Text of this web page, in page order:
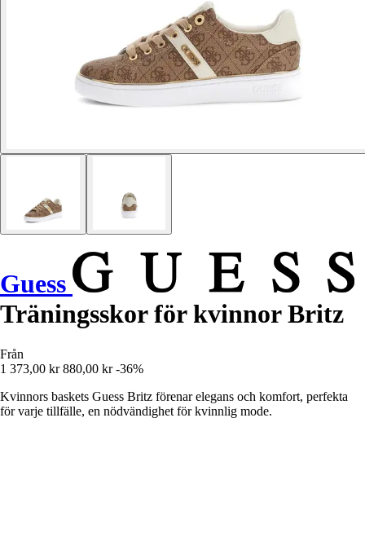
Guess
Träningsskor för kvinnor Britz
Från
1 373,00 kr 880,00 kr -36%
Kvinnors baskets Guess Britz förenar elegans och komfort, perfekta
för varje tillfälle, en nödvändighet för kvinnlig mode.